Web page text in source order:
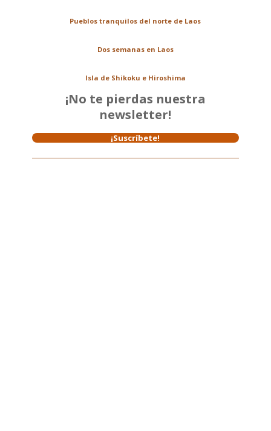
Pueblos tranquilos del norte de Laos
Dos semanas en Laos
Isla de Shikoku e Hiroshima
¡No te pierdas nuestra
newsletter!
¡Suscríbete!